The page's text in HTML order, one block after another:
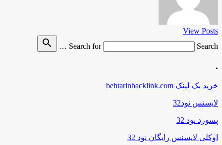
View Posts
Search for
Search …
search
.
خرید بک لینک behtarinbacklink.com
لایسنس نود32
پسورد نود 32
اوکلی لایسنس رایگان نود 32